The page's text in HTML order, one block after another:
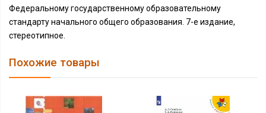
Федеральному государственному образовательному
стандарту начального общего образования. 7-е издание,
стереотипное.
Похожие товары